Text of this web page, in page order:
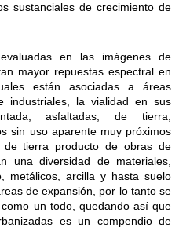
sustanciales de crecimiento de
en las imágenes de
mayor repuestas espectral en
están asociadas a áreas
industriales, la vialidad en sus
asfaltadas, de tierra,
sin uso aparente muy próximos
tierra producto de obras de
una diversidad de materiales,
metálicos, arcilla y hasta suelo
de expansión, por lo tanto se
un todo, quedando así que
es un compendio de